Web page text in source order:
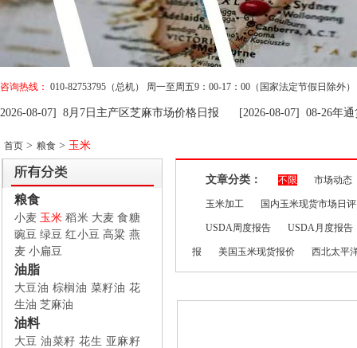
咨询热线： 010-82753795（总机） 周一至周五9：00-17：00（国家法定节假日除外）
08-07] 8月7日主产区芝麻市场价格日报 [2026-08-07] 08-26年通
08-07] 8月7日主产区芝麻市场价格日报
首页 > 粮食 > 玉米
粮食
小麦 玉米 稻米 大麦 食糖
豌豆 绿豆 红小豆 高粱 燕
麦 小扁豆
油脂
大豆油 棕榈油 菜籽油 花
生油 芝麻油
油料
大豆 油菜籽 花生 亚麻籽
文章分类： 不限 市场动态
玉米加工 国内玉米现货市场日评
USDA周度报告 USDA月度报告
报 美国玉米现货报价 西北太平